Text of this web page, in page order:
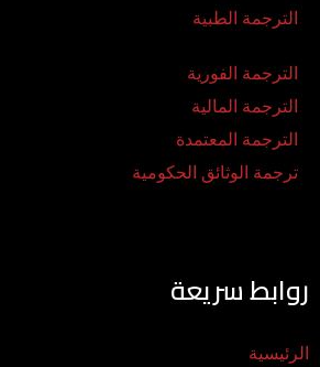
الترجمة الطبية
الترجمة الفورية
الترجمة المالية
الترجمة المعتمدة
ترجمة الوثائق الحكومية
روابط سريعة
الرئيسية